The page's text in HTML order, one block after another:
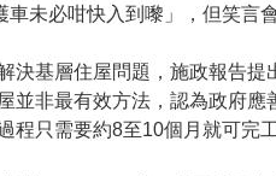
未必咁快入到嚟」，但笑言
決基層住屋問題，施政報告
並非最有效方法，認為政府
只需要約8至10個月就可完工